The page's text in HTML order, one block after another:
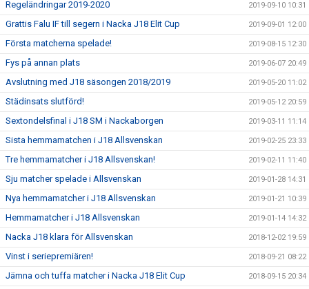
Regeländringar 2019-2020 2019-09-10 10:31
Grattis Falu IF till segern i Nacka J18 Elit Cup 2019-09-01 12:00
Första matcherna spelade! 2019-08-15 12:30
Fys på annan plats 2019-06-07 20:49
Avslutning med J18 säsongen 2018/2019 2019-05-20 11:02
Städinsats slutförd! 2019-05-12 20:59
Sextondelsfinal i J18 SM i Nackaborgen 2019-03-11 11:14
Sista hemmamatchen i J18 Allsvenskan 2019-02-25 23:33
Tre hemmamatcher i J18 Allsvenskan! 2019-02-11 11:40
Sju matcher spelade i Allsvenskan 2019-01-28 14:31
Nya hemmamatcher i J18 Allsvenskan 2019-01-21 10:39
Hemmamatcher i J18 Allsvenskan 2019-01-14 14:32
Nacka J18 klara för Allsvenskan 2018-12-02 19:59
Vinst i seriepremiären! 2018-09-21 08:22
Jämna och tuffa matcher i Nacka J18 Elit Cup 2018-09-15 20:34